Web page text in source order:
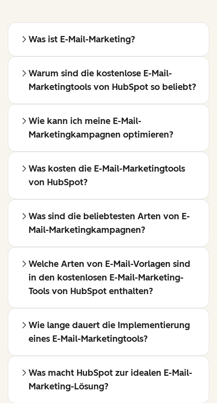
Was ist E-Mail-Marketing?
Warum sind die kostenlose E-Mail-
Marketingtools von HubSpot so beliebt?
Wie kann ich meine E-Mail-
Marketingkampagnen optimieren?
Was kosten die E-Mail-Marketingtools
von HubSpot?
Was sind die beliebtesten Arten von E-
Mail-Marketingkampagnen?
Welche Arten von E-Mail-Vorlagen sind
in den kostenlosen E-Mail-Marketing-
Tools von HubSpot enthalten?
Wie lange dauert die Implementierung
eines E-Mail-Marketingtools?
Was macht HubSpot zur idealen E-Mail-
Marketing-Lösung?